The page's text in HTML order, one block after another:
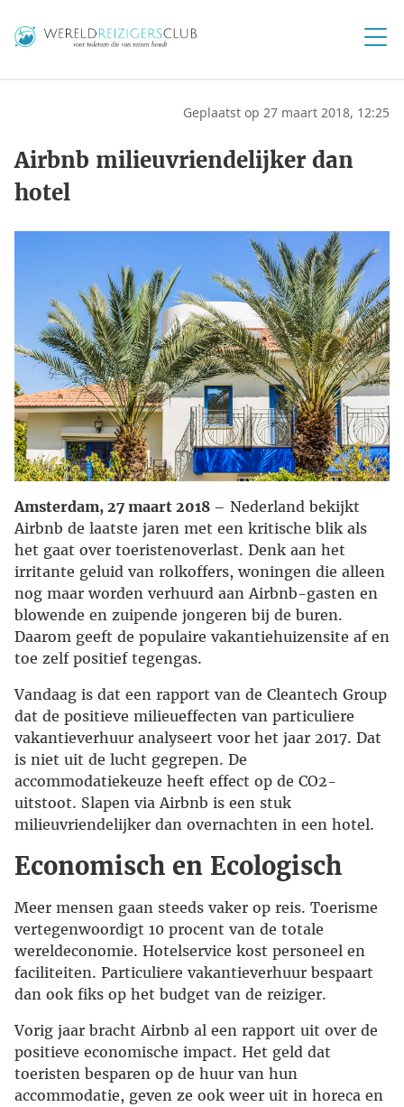
Geplaatst op 27 maart 2018, 12:25
Airbnb milieuvriendelijker dan
hotel
Amsterdam, 27 maart 2018 – Nederland bekijkt
Airbnb de laatste jaren met een kritische blik als
het gaat over toeristenoverlast. Denk aan het
irritante geluid van rolkoffers, woningen die alleen
nog maar worden verhuurd aan Airbnb-gasten en
blowende en zuipende jongeren bij de buren.
Daarom geeft de populaire vakantiehuizensite af en
toe zelf positief tegengas.
Vandaag is dat een rapport van de Cleantech Group
dat de positieve milieueffecten van particuliere
vakantieverhuur analyseert voor het jaar 2017. Dat
is niet uit de lucht gegrepen. De
accommodatiekeuze heeft effect op de CO2-
uitstoot. Slapen via Airbnb is een stuk
milieuvriendelijker dan overnachten in een hotel.
Economisch en Ecologisch
Meer mensen gaan steeds vaker op reis. Toerisme
vertegenwoordigt 10 procent van de totale
wereldeconomie. Hotelservice kost personeel en
faciliteiten. Particuliere vakantieverhuur bespaart
dan ook fiks op het budget van de reiziger.
Vorig jaar bracht Airbnb al een rapport uit over de
positieve economische impact. Het geld dat
toeristen besparen op de huur van hun
accommodatie, geven ze ook weer uit in horeca en